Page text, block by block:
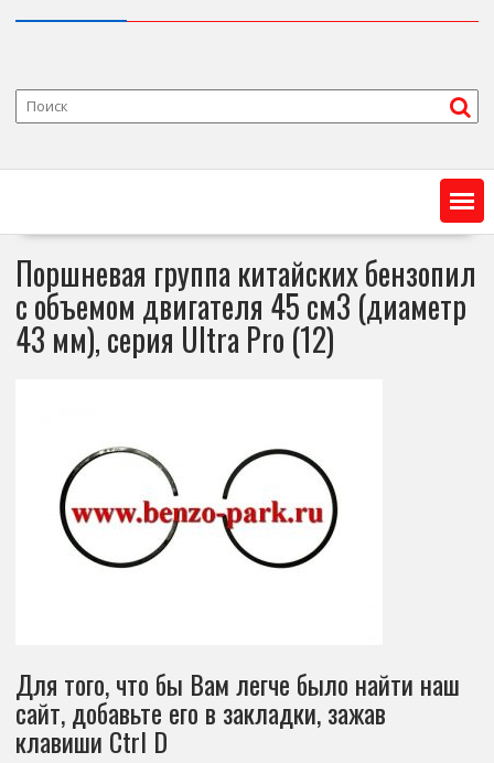
Поршневая группа китайских бензопил
с объемом двигателя 45 см3 (диаметр
43 мм), серия Ultra Pro (12)
Для того, что бы Вам легче было найти наш
сайт, добавьте его в закладки, зажав
клавиши Ctrl D